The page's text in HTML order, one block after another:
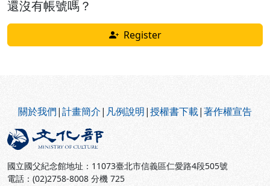
還沒有帳號嗎？
Register
關於我們|計畫簡介| 凡例說明|授權書下載|著作權宣告
國立國父紀念館地址：11073臺北市信義區仁愛路4段505號
電話：(02)2758-8008 分機 725